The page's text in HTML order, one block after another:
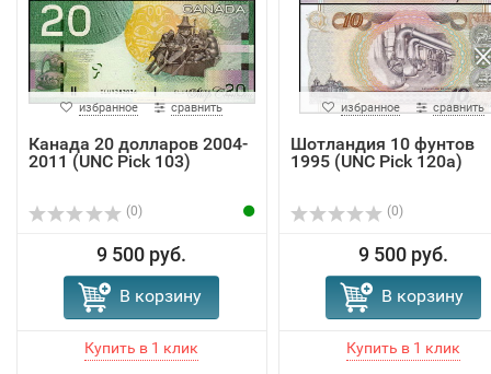
избранное сравнить
Канада 20 долларов 2004-
2011 (UNC Pick 103)
(0)
9 500 руб.
В корзину
избранное сравнить
Шотландия 10 фунтов
1995 (UNC Pick 120a)
(0)
9 500 руб.
В корзину